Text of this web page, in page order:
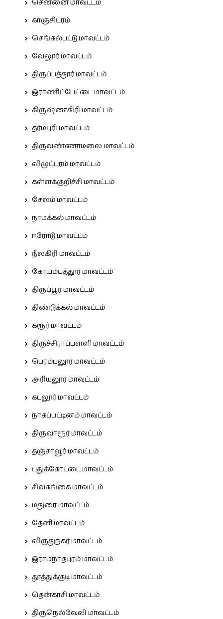
சென்னை மாவட்டம்
காஞ்சிபுரம்
செங்கல்பட்டு மாவட்டம்
வேலூர் மாவட்டம்
திருப்பத்தூர் மாவட்டம்
இராணிப்பேட்டை மாவட்டம்
கிருஷ்ணகிரி மாவட்டம்
தர்மபுரி மாவட்டம்
திருவண்ணாமலை மாவட்டம்
விழுப்புரம் மாவட்டம்
கள்ளக்குறிச்சி மாவட்டம்
சேலம் மாவட்டம்
நாமக்கல் மாவட்டம்
ஈரோடு மாவட்டம்
நீலகிரி மாவட்டம்
கோயம்புத்தூர் மாவட்டம்
திருப்பூர் மாவட்டம்
திண்டுக்கல் மாவட்டம்
கரூர் மாவட்டம்
திருச்சிராப்பள்ளி மாவட்டம்
பெரம்பலூர் மாவட்டம்
அரியலூர் மாவட்டம்
கடலூர் மாவட்டம்
நாகப்பட்டினம் மாவட்டம்
திருவாரூர் மாவட்டம்
தஞ்சாவூர் மாவட்டம்
புதுக்கோட்டை மாவட்டம்
சிவகங்கை மாவட்டம்
மதுரை மாவட்டம்
தேனி மாவட்டம்
விருதுநகர் மாவட்டம்
இராமநாதபுரம் மாவட்டம்
தூத்துக்குடி மாவட்டம்
தென்காசி மாவட்டம்
திருநெல்வேலி மாவட்டம்